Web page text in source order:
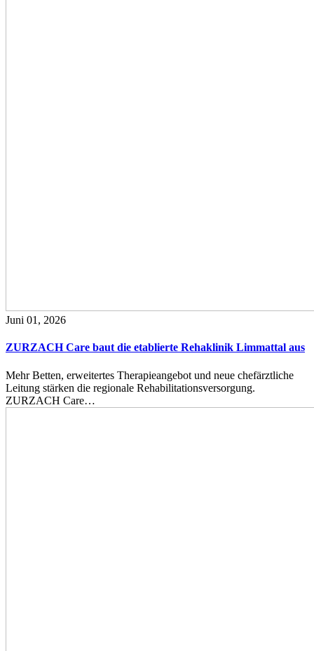
Juni 01, 2026
ZURZACH Care baut die etablierte Rehaklinik Limmattal aus
Mehr Betten, erweitertes Therapieangebot und neue chefärztliche
Leitung stärken die regionale Rehabilitationsversorgung.
ZURZACH Care…